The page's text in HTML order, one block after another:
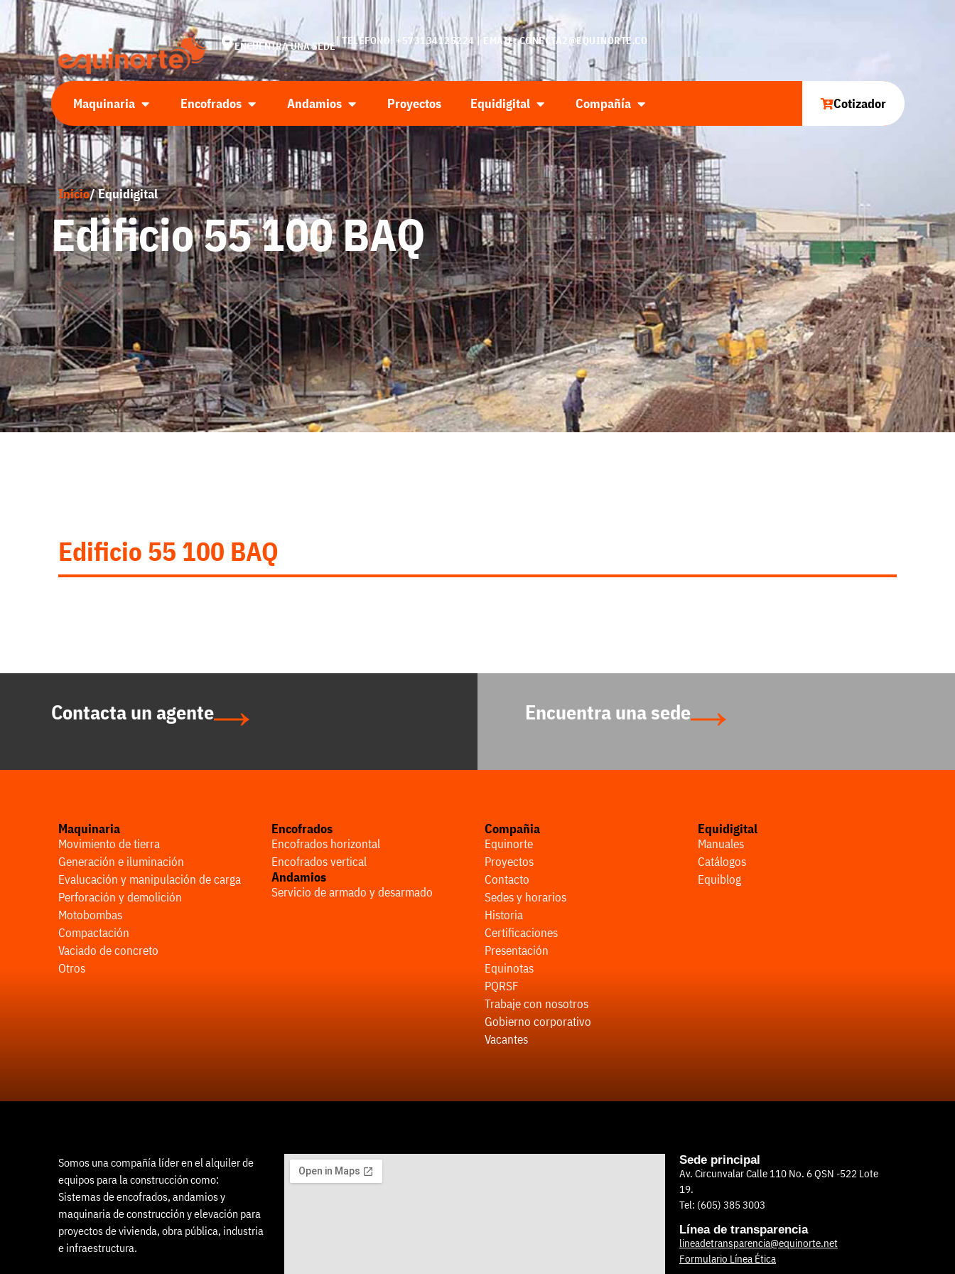
ENCUENTRA UNA SEDE| TELÉFONO: +573134125224 | EMAIL:CONECTA2@EQUINORTE.CO
Maquinaria Encofrados Andamios Proyectos Equidigital Compañía Cotizador
Inicio/ Equidigital
Edificio 55 100 BAQ
Edificio 55 100 BAQ
Contacta un agente Encuentra una sede
Maquinaria
Movimiento de tierra
Generación e iluminación
Evalucación y manipulación de carga
Perforación y demolición
Motobombas
Compactación
Vaciado de concreto
Otros
Encofrados
Encofrados horizontal
Encofrados vertical
Andamios
Servicio de armado y desarmado
Compañia
Equinorte
Proyectos
Contacto
Sedes y horarios
Historia
Certificaciones
Presentación
Equinotas
PQRSF
Trabaje con nosotros
Gobierno corporativo
Vacantes
Equidigital
Manuales
Catálogos
Equiblog
Somos una compañía líder en el alquiler de
equipos para la construcción como:
Sistemas de encofrados, andamios y
maquinaria de construcción y elevación para
proyectos de vivienda, obra pública, industria
e infraestructura.
Sede principal
Av. Circunvalar Calle 110 No. 6 QSN -522 Lote
19.
Tel: (605) 385 3003
Línea de transparencia
lineadetransparencia@equinorte.net
Formulario Línea Ética